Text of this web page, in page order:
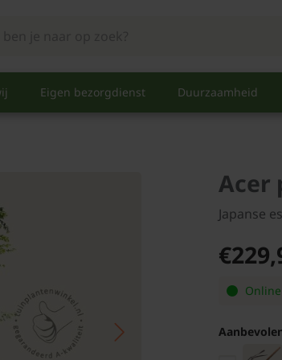
Eigen bezorgdienst Duurzaamheid
Acer
Japanse